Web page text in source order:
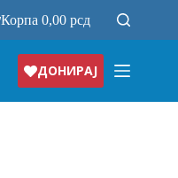
Корпа0,00рсд
ДОНИРАЈ